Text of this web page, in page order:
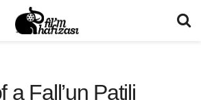
a Fall’un Patili